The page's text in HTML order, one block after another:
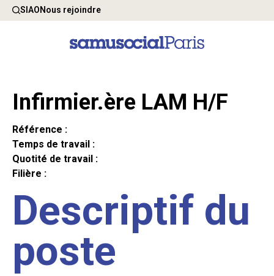
SIAONous rejoindre
Infirmier.ère LAM H/F
Référence :
Temps de travail :
Quotité de travail :
Filière :
Descriptif du
poste